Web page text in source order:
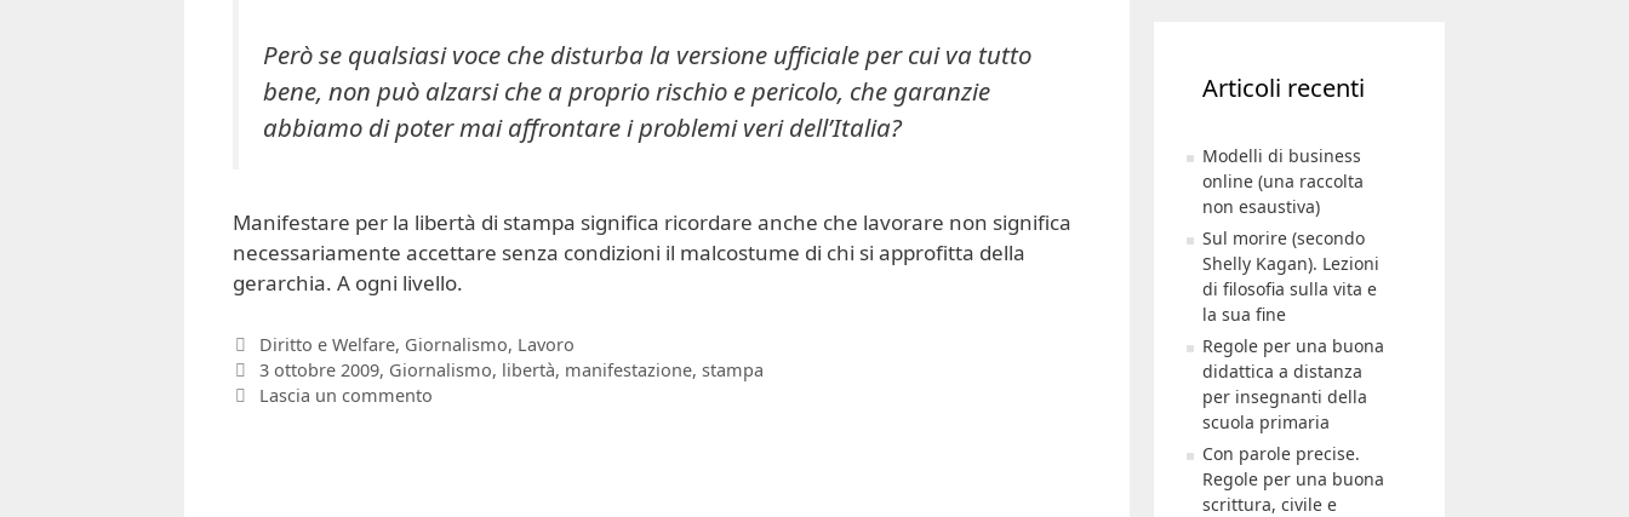
Però se qualsiasi voce che disturba la versione ufficiale per cui va tutto
bene, non può alzarsi che a proprio rischio e pericolo, che garanzie
abbiamo di poter mai affrontare i problemi veri dell’Italia?
Manifestare per la libertà di stampa significa ricordare anche che lavorare non significa
necessariamente accettare senza condizioni il malcostume di chi si approfitta della
gerarchia. A ogni livello.
Categorie
Diritto e Welfare, Giornalismo, Lavoro
Tag
3 ottobre 2009, Giornalismo, libertà, manifestazione, stampa
Lascia un commento
Articoli recenti
Modelli di business
online (una raccolta
non esaustiva)
Sul morire (secondo
Shelly Kagan). Lezioni
di filosofia sulla vita e
la sua fine
Regole per una buona
didattica a distanza
per insegnanti della
scuola primaria
Con parole precise.
Regole per una buona
scrittura, civile e